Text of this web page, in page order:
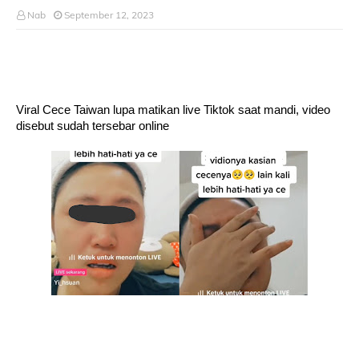
Nab September 12, 2023
Viral Cece Taiwan lupa matikan live Tiktok saat mandi, video
disebut sudah tersebar online